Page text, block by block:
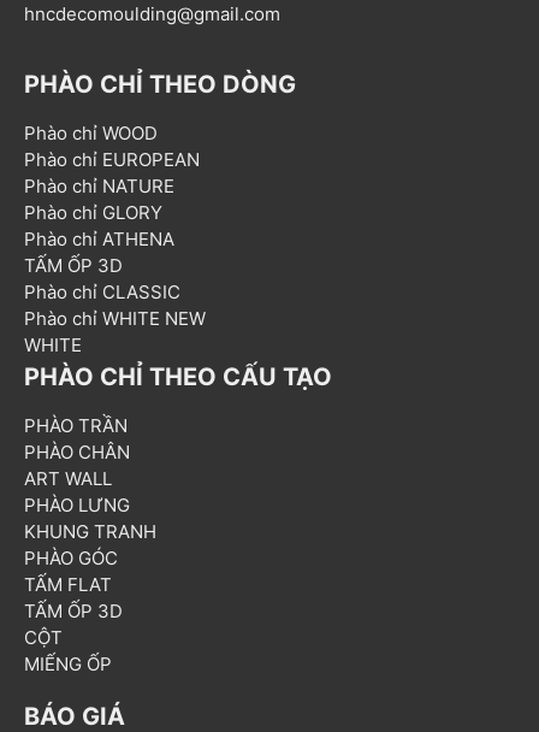
hncdecomoulding@gmail.com
PHÀO CHỈ THEO DÒNG
Phào chỉ WOOD
Phào chỉ EUROPEAN
Phào chỉ NATURE
Phào chỉ GLORY
Phào chỉ ATHENA
TẤM ỐP 3D
Phào chỉ CLASSIC
Phào chỉ WHITE NEW
WHITE
PHÀO CHỈ THEO CẤU TẠO
PHÀO TRẦN
PHÀO CHÂN
ART WALL
PHÀO LƯNG
KHUNG TRANH
PHÀO GÓC
TẤM FLAT
TẤM ỐP 3D
CỘT
MIẾNG ỐP
BÁO GIÁ